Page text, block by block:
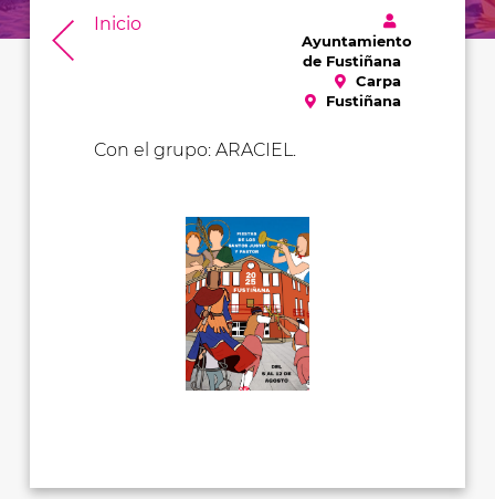
Inicio
Ayuntamiento
de Fustiñana
Carpa
Fustiñana
Con el grupo: ARACIEL.